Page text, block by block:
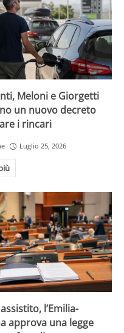
Meloni e Giorgetti
un nuovo decreto
i rincari
Luglio 25, 2026
l’Emilia-
approva una legge